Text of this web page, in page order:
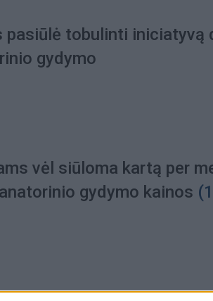
pasiūlė tobulinti iniciatyvą
gydymo
vėl siūloma kartą per
gydymo kainos